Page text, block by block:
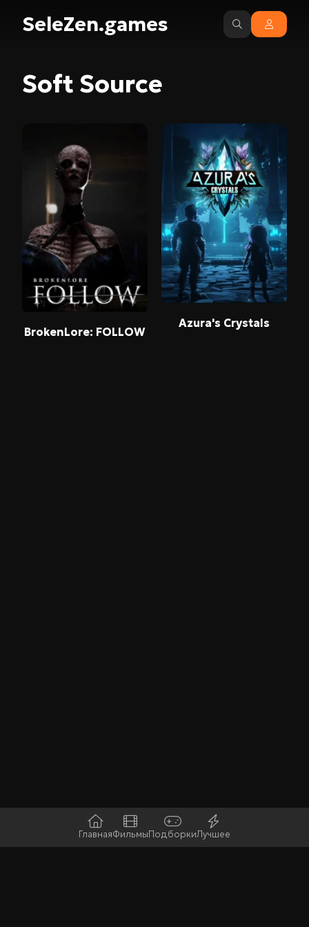
SeleZen.games
ГлавнаяФильмыПодборкиЛучшее
Soft Source
BrokenLore: FOLLOW
Azura's Crystals